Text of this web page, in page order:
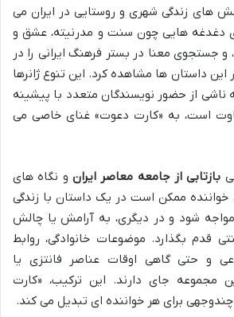
های زندگی شهری و روستایی در ایران می
دغدغه هایی چون سنت و مدرنیته، عشق و
و جستجوی معنا در بستر فرهنگ ایرانی را در
این داستان ها مشاهده کرد. این تنوع ژانرها
از حضور نویسندگان متعدد با پیشینه
است، به «کارت دعوت» غنای خاصی می
بازتابی از جامعه معاصر ایران و نگاه های
ممکن است در یک داستان با زندگی
شود و در دیگری، به آرامش یا چالش
قدم بگذارد. موضوعات خانوادگی، روابط
و حتی گاهی اوقات عناصر فانتزی یا
مجموعه جای دارند. این ترکیب، «کارت
برای هر خواننده ای تبدیل می کند.